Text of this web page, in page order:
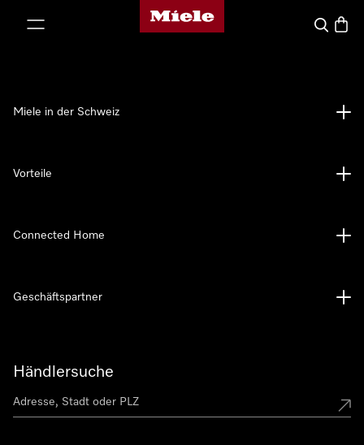
Miele-Homepage
Suche
Händlersuche
Miele in der Schweiz
Vorteile
Connected Home
Geschäftspartner